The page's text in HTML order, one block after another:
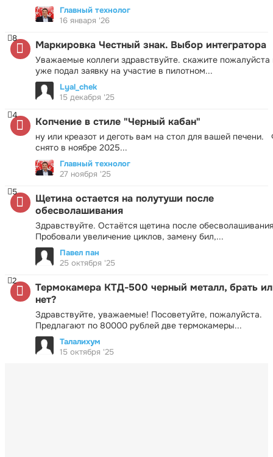
Главный технолог
16 января '26
Маркировка Честный знак. Выбор интегратора
Уважаемые коллеги здравствуйте. скажите пожалуйста
уже подал заявку на участие в пилотном...
8
Lyal_chek
15 декабря '25
Копчение в стиле "Черный кабан"
ну или креазот и деготь вам на стол для вашей печени.
снято в ноябре 2025...
4
Главный технолог
27 ноября '25
Щетина остается на полутуши после
обесволашивания
Здравствуйте. Остаётся щетина после
Пробовали увеличение циклов, замену бил,...
5
Павел пан
25 октября '25
Термокамера КТД-500 черный металл, брать
нет?
Здравствуйте, уважаемые! Посоветуйте, пожалуйста.
Предлагают по 80000 рублей две термокамеры...
2
Талалихум
15 октября '25